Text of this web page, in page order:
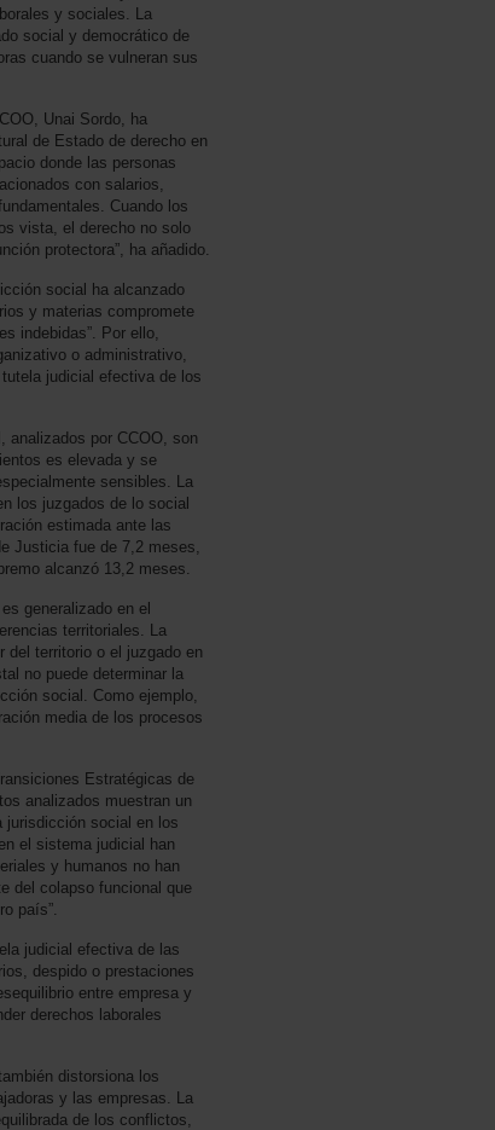
y sociales. La
social y democrático de
cuando se vulneran sus
Unai Sordo, ha
de Estado de derecho en
donde las personas
con salarios,
Cuando los
vista, el derecho no solo
protectora”, ha añadido.
social ha alcanzado
y materias compromete
indebidas”. Por ello,
o administrativo,
judicial efectiva de los
analizados por CCOO, son
es elevada y se
sensibles. La
los juzgados de lo social
estimada ante las
Justicia fue de 7,2 meses,
alcanzó 13,2 meses.
generalizado en el
territoriales. La
del territorio o el juzgado en
no puede determinar la
social. Como ejemplo,
media de los procesos
Estratégicas de
analizados muestran un
jurisdicción social en los
el sistema judicial han
y humanos no han
del colapso funcional que
país”.
judicial efectiva de las
despido o prestaciones
entre empresa y
derechos laborales
distorsiona los
y las empresas. La
de los conflictos,